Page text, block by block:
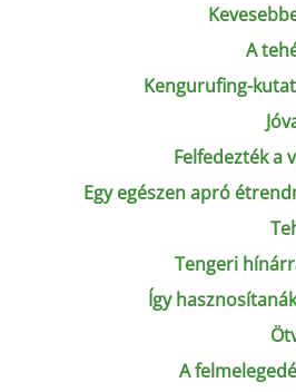
A
Kengurufing-
Felfedezték a
Egy egészen apró
Tengeri
Így
A